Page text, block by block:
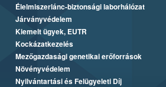
Élelmiszerlánc-biztonsági laborhálózat
Járványvédelem
Kiemelt ügyek, EUTR
Kockázatkezelés
Mezőgazdasági genetikai erőforrások
Növényvédelem
Nyilvántartási és Felügyeleti Díj